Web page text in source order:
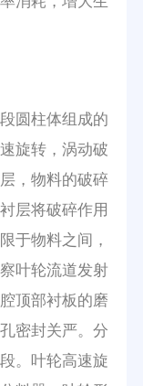
圆柱体组成的
旋转，涡动破
，物料的破碎
层将破碎作用
于物料之间，
叶轮流道发射
顶部衬板的磨
密封关严。分
。叶轮高速旋